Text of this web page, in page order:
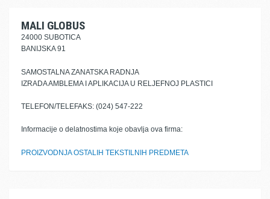
MALI GLOBUS
24000 SUBOTICA
BANIJSKA 91
SAMOSTALNA ZANATSKA RADNJA
IZRADA AMBLEMA I APLIKACIJA U RELJEFNOJ PLASTICI
TELEFON/TELEFAKS: (024) 547-222
Informacije o delatnostima koje obavlja ova firma:
PROIZVODNJA OSTALIH TEKSTILNIH PREDMETA